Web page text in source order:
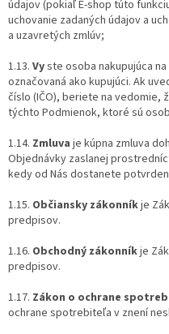
údajov (pokiaľ E-shop túto
uchovanie zadaných údajov a
a uzavretých zmlúv;
1.13. Vyste osoba nakupujúca
označovaná ako kupujúci. Ak
číslo (IČO), beriete na vedomie,
týchto Podmienok, ktoré sú
1.14. Zmluva je kúpna zmluva
Objednávky zaslanej
kedy od Nás dostanete
1.15. Občiansky zákonníkje
predpisov.
1.16. Obchodný zákonníkje
predpisov.
1.17. Zákon o ochrane
ochrane spotrebiteľa v znení